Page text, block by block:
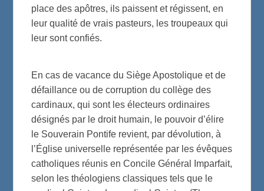
place des apôtres, ils paissent et régissent, en
leur qualité de vrais pasteurs, les troupeaux qui
leur sont confiés.
En cas de vacance du Siège Apostolique et de
défaillance ou de corruption du collège des
cardinaux, qui sont les électeurs ordinaires
désignés par le droit humain, le pouvoir d’élire
le Souverain Pontife revient, par dévolution, à
l’Église universelle représentée par les évêques
catholiques réunis en Concile Général Imparfait,
selon les théologiens classiques tels que le